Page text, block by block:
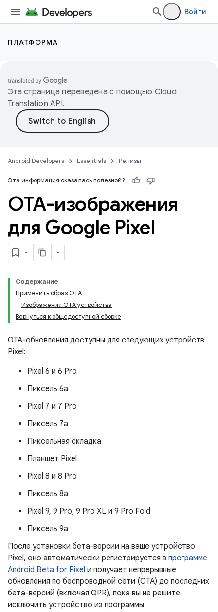
Войти
ПЛАТФОРМА
Эта страница переведена с помощью Cloud
Translation API.
Android Developers Essentials Релизы
Эта информация оказалась полезной?
OTA-изображения
для Google Pixel
Содержание
Применить образ OTA
Изображения OTA устройства
Вернуться к общедоступной сборке
OTA-обновления доступны для следующих устройств
Pixel:
Pixel 6 и 6 Pro
Пиксель 6а
Pixel 7 и 7 Pro
Пиксель 7а
Пиксельная складка
Планшет Pixel
Pixel 8 и 8 Pro
Пиксель 8а
Pixel 9, 9 Pro, 9 Pro XL и 9 Pro Fold
Пиксель 9а
После установки бета-версии на ваше устройство
Pixel, оно автоматически регистрируется в программе
Android Beta for Pixel и получает непрерывные
обновления по беспроводной сети (OTA) до последних
бета-версий (включая QPR), пока вы не решите
исключить устройство из программы.